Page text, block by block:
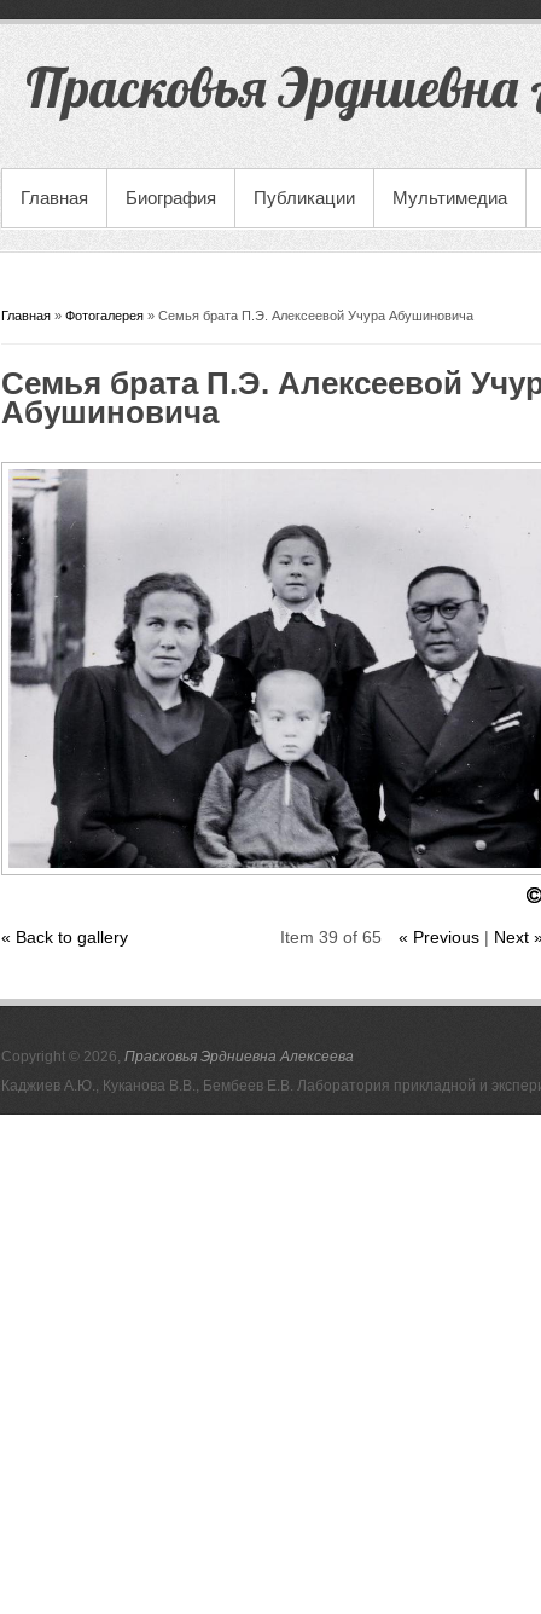
Прасковья Эрдниевна
Главная Биография Публикации Мультимедиа
Вы здесь
Главная » Фотогалерея » Семья брата П.Э. Алексеевой Учура Абушиновича
Семья брата П.Э. Алексеевой
Абушиновича
« Back to gallery Item 39 of 65 « Previous | Next
Copyright © 2026, Прасковья Эрдниевна Алексеева
Каджиев А.Ю., Куканова В.В., Бембеев Е.В. Лаборатория прикладной и